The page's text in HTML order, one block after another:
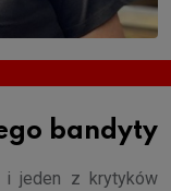
bandyty
i jeden z krytyków